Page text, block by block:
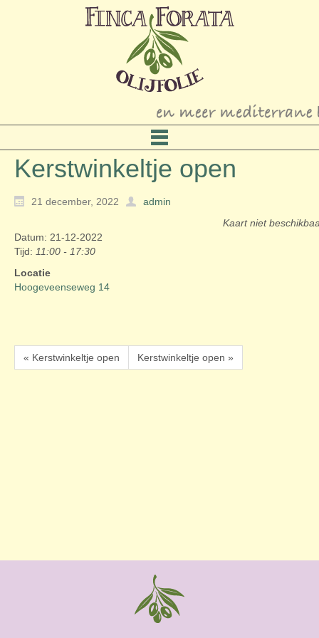
Kerstwinkeltje open
21 december, 2022
admin
Kaart niet
Datum: 21-12-2022
Tijd: 11:00 - 17:30
Locatie
Hoogeveenseweg 14
« Kerstwinkeltje open Kerstwinkeltje open »